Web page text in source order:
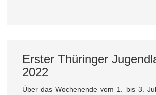
Erster Thüringer
2022
Über das Wochenende vom 1. bis 3.